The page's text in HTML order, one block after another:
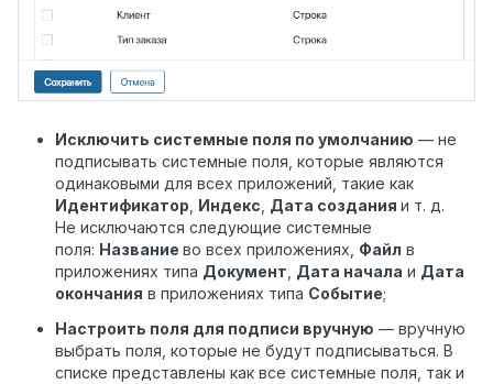
Исключить системные поля по умолчанию — не
подписывать системные поля, которые являются
одинаковыми для всех приложений, такие как
Идентификатор Индекс Дата создания и т. д.
Не исключаются следующие системные
поля: Название во всех приложениях, Файл в
приложениях типа Документ Дата начала и Дата
окончания в приложениях типа Событие;
Настроить поля для подписи вручную — вручную
выбрать поля, которые не будут подписываться. В
списке представлены как все системные поля, так и